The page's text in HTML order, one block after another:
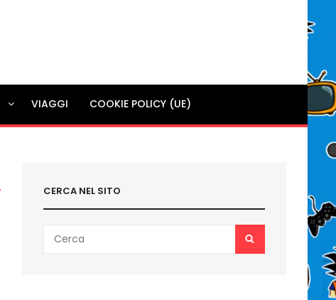
VIAGGI COOKIE POLICY (UE)
CERCA NEL SITO
for: